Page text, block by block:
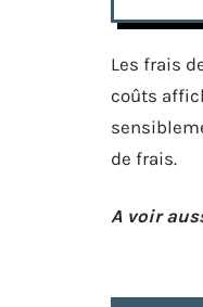
Les frais
coûts
de frais.
A voir